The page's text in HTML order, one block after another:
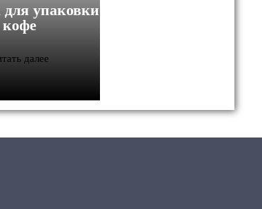
упаковки
кофе
далее